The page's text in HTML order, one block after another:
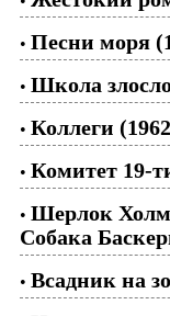
• Песни моря
• Школа
• Коллеги
• Комитет 19-
• Шерлок
Собака
• Всадник на